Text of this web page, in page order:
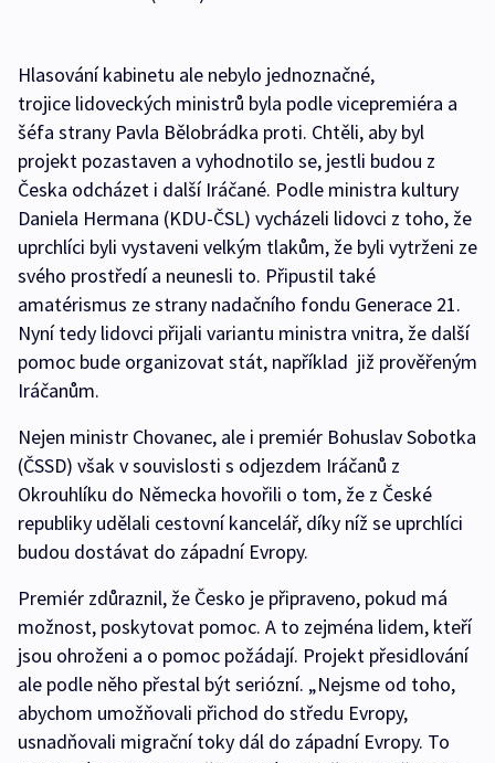
Hlasování kabinetu ale nebylo jednoznačné,
trojice lidoveckých ministrů byla podle vicepremiéra a
šéfa strany Pavla Bělobrádka proti. Chtěli, aby byl
projekt pozastaven a vyhodnotilo se, jestli budou z
Česka odcházet i další Iráčané. Podle ministra kultury
Daniela Hermana (KDU-ČSL) vycházeli lidovci z toho, že
uprchlíci byli vystaveni velkým tlakům, že byli vytrženi ze
svého prostředí a neunesli to. Připustil také
amatérismus ze strany nadačního fondu Generace 21.
Nyní tedy lidovci přijali variantu ministra vnitra, že další
pomoc bude organizovat stát, například již prověřeným
Iráčanům.
Nejen ministr Chovanec, ale i premiér Bohuslav Sobotka
(ČSSD) však v souvislosti s odjezdem Iráčanů z
Okrouhlíku do Německa hovořili o tom, že z České
republiky udělali cestovní kancelář, díky níž se uprchlíci
budou dostávat do západní Evropy.
Premiér zdůraznil, že Česko je připraveno, pokud má
možnost, poskytovat pomoc. A to zejména lidem, kteří
jsou ohroženi a o pomoc požádají. Projekt přesidlování
ale podle něho přestal být seriózní. „Nejsme od toho,
abychom umožňovali přichod do středu Evropy,
usnadňovali migrační toky dál do západní Evropy. To